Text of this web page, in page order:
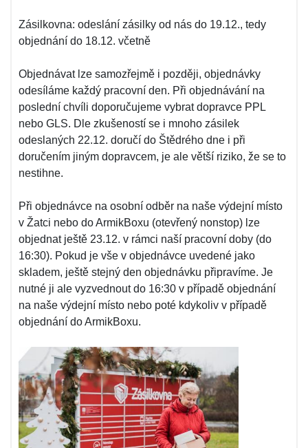
Zásilkovna: odeslání zásilky od nás do 19.12., tedy
objednání do 18.12. včetně
Objednávat lze samozřejmě i později, objednávky
odesíláme každý pracovní den. Při objednávání na
poslední chvíli doporučujeme vybrat dopravce PPL
nebo GLS. Dle zkušeností se i mnoho zásilek
odeslaných 22.12. doručí do Štědrého dne i při
doručením jiným dopravcem, je ale větší riziko, že se to
nestihne.
Při objednávce na osobní odběr na naše výdejní místo
v Žatci nebo do ArmikBoxu (otevřený nonstop) lze
objednat ještě 23.12. v rámci naší pracovní doby (do
16:30). Pokud je vše v objednávce uvedené jako
skladem, ještě stejný den objednávku připravíme. Je
nutné ji ale vyzvednout do 16:30 v případě objednání
na naše výdejní místo nebo poté kdykoliv v případě
objednání do ArmikBoxu.